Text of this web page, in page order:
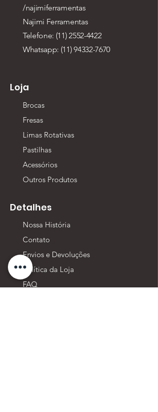
/najimiferramentas
Najimi Ferramentas
Telefone: (11) 2552-4422
Whatsapp: (11) 94332-7670
Loja
Brocas
Fresas
Limas Rotativas
Pastilhas
Acessórios
Outros Produtos
Detalhes
Nossa História
Contato
Envios e Devoluções
Política da Loja
FAQ